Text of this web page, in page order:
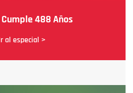
488 Años
al especial >